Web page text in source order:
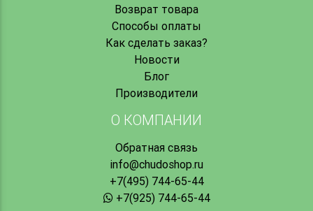
Возврат товара
Способы оплаты
Как сделать заказ?
Новости
Блог
Производители
О КОМПАНИИ
Обратная связь
info@chudoshop.ru
+7(495) 744-65-44
+7(925) 744-65-44